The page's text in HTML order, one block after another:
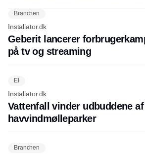
Branchen
Installator.dk
Geberit lancerer
på tv og streaming
El
Installator.dk
Vattenfall vinder udbuddene af
havvindmølleparker
Branchen